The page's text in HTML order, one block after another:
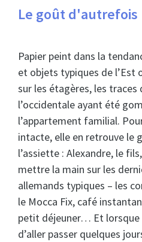
Le goût d'autrefois
Papier peint dans la
et objets typiques de l’Est
sur les étagères, les traces
l’occidentale ayant été
l’appartement familial.
intacte, elle en retrouve le
l’assiette : Alexandre, le
mettre la main sur les
allemands typiques – les
le Mocca Fix, café
petit déjeuner… Et
d’aller passer quelques